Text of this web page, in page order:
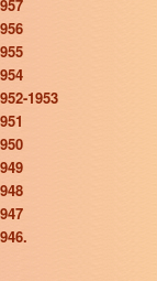
1953